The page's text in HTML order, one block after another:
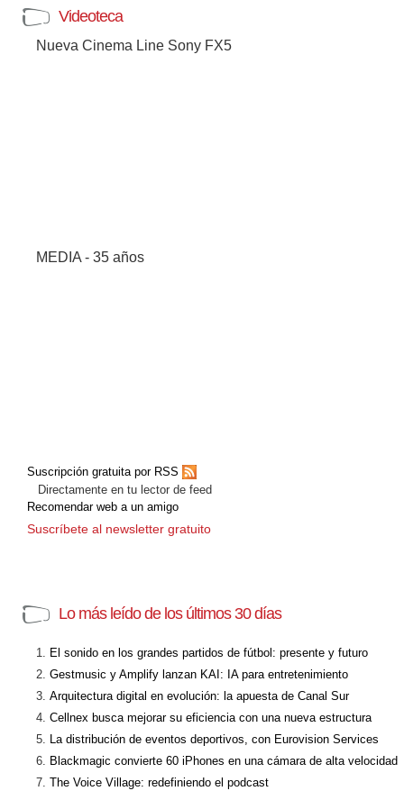
Videoteca
Nueva Cinema Line Sony FX5
MEDIA - 35 años
Suscripción gratuita por RSS
Directamente en tu lector de feed
Recomendar web a un amigo
Suscríbete al newsletter gratuito
Lo más leído de los últimos 30 días
El sonido en los grandes partidos de fútbol: presente y futuro
Gestmusic y Amplify lanzan KAI: IA para entretenimiento
Arquitectura digital en evolución: la apuesta de Canal Sur
Cellnex busca mejorar su eficiencia con una nueva estructura
La distribución de eventos deportivos, con Eurovision Services
Blackmagic convierte 60 iPhones en una cámara de alta velocidad
The Voice Village: redefiniendo el podcast